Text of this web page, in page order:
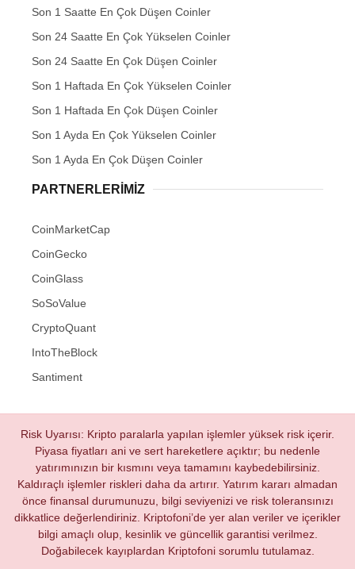
Son 1 Saatte En Çok Düşen Coinler
Son 24 Saatte En Çok Yükselen Coinler
Son 24 Saatte En Çok Düşen Coinler
Son 1 Haftada En Çok Yükselen Coinler
Son 1 Haftada En Çok Düşen Coinler
Son 1 Ayda En Çok Yükselen Coinler
Son 1 Ayda En Çok Düşen Coinler
PARTNERLERIMIZ
CoinMarketCap
CoinGecko
CoinGlass
SoSoValue
CryptoQuant
IntoTheBlock
Santiment
Risk Uyarısı: Kripto paralarla yapılan işlemler yüksek risk içerir.
Piyasa fiyatları ani ve sert hareketlere açıktır; bu nedenle
yatırımınızın bir kısmını veya tamamını kaybedebilirsiniz.
Kaldıraçlı işlemler riskleri daha da artırır. Yatırım kararı almadan
önce finansal durumunuzu, bilgi seviyenizi ve risk toleransınızı
dikkatlice değerlendiriniz. Kriptofoni’de yer alan veriler ve içerikler
bilgi amaçlı olup, kesinlik ve güncellik garantisi verilmez.
Doğabilecek kayıplardan Kriptofoni sorumlu tutulamaz.